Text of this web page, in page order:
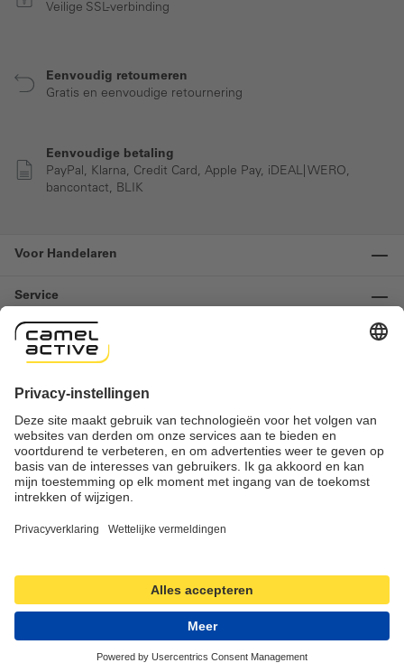
Veilige SSL-verbinding
Eenvoudig retourneren
Gratis en eenvoudige retournering
Eenvoudige betaling
PayPal, Klarna, Credit Card, Apple Pay, iDEAL| WERO,
bancontact, BLIK
Voor Handelaren
Service
Informatie
Important links
Herroeping